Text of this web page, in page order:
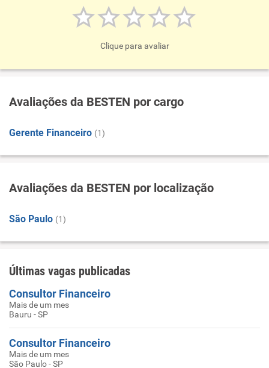
Clique para avaliar
Avaliações da BESTEN por cargo
Gerente Financeiro (1)
Avaliações da BESTEN por localização
São Paulo (1)
Últimas vagas publicadas
Consultor Financeiro
Mais de um mes
Bauru - SP
Consultor Financeiro
Mais de um mes
São Paulo - SP